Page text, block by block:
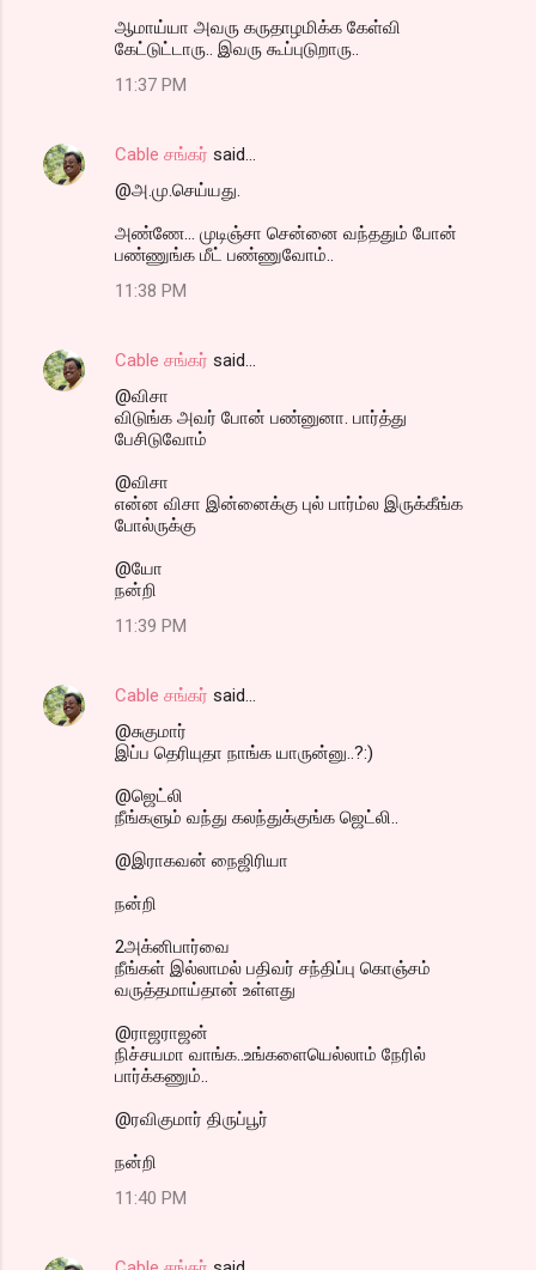
ஆமாய்யா அவரு கருதாழமிக்க கேள்வி
கேட்டுட்டாரு.. இவரு கூப்புடுறாரு..
11:37 PM
Cable சங்கர் said…
@அ.மு.செய்யது.
அண்ணே... முடிஞ்சா சென்னை வந்ததும் போன்
பண்ணுங்க மீட் பண்ணுவோம்..
11:38 PM
Cable சங்கர் said…
@விசா
விடுங்க அவர் போன் பண்னுனா. பார்த்து
பேசிடுவோம்
@விசா
என்ன விசா இன்னைக்கு புல் பார்ம்ல இருக்கீங்க
போல்ருக்கு
@யோ
நன்றி
11:39 PM
Cable சங்கர் said…
@சுகுமார்
இப்ப தெரியுதா நாங்க யாருன்னு..?:)
@ஜெட்லி
நீங்களும் வந்து கலந்துக்குங்க ஜெட்லி..
@இராகவன் நைஜிரியா
நன்றி
2அக்னிபார்வை
நீங்கள் இல்லாமல் பதிவர் சந்திப்பு கொஞ்சம்
வருத்தமாய்தான் உள்ளது
@ராஜராஜன்
நிச்சயமா வாங்க..உங்களையெல்லாம் நேரில்
பார்க்கணும்..
@ரவிகுமார் திருப்பூர்
நன்றி
11:40 PM